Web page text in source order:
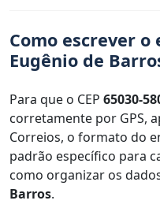
Como escrever o
Eugênio de
Para que o CEP 65030-
corretamente por GPS,
Correios, o formato do
padrão específico para
como organizar os
Barros.